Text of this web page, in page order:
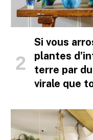
Si vous
plantes
terre par du
virale que